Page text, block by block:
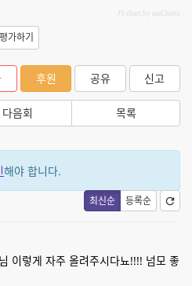
JS chart by amCharts
평가하기
후원 공유 신고
다음회 목록
해야 합니다.
최신순 등록순
이렇게 자주 올려주시다뇨!!!! 넘모 좋